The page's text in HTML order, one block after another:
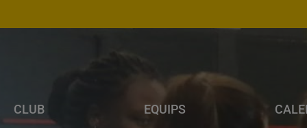
CLUB EQUIPS